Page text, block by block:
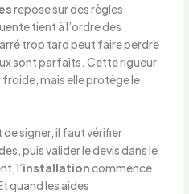
repose sur des règles
tient à l’ordre des
trop tard peut faire perdre
sont parfaits. Cette rigueur
mais elle protège le
signer, il faut vérifier
puis valider le devis dans le
l’installationcommence.
quand les aides